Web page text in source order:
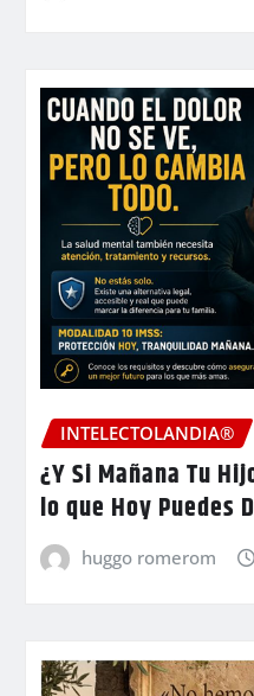
INTELECTOLANDIA®
¿Y Si Mañana Tu
lo que Hoy Puedes
huggo romerom